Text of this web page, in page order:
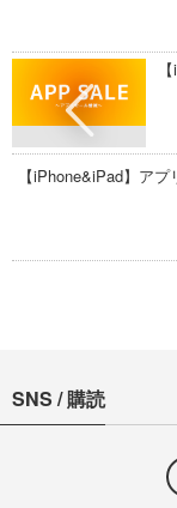
【iPhone&iPad】ア
SNS / 購読